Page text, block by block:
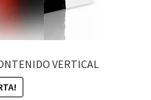
VERTICAL